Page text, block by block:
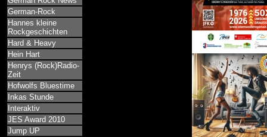
German-Rock
Hannes kleine
Rockgeschichten
Hard & Heavy
Hein Hart
Henrys (Rock)Radio-
Zeit
Hofwolfs Bluestime
Inkas Stunde
Interaktiv
JES Award 2010
Jump UP